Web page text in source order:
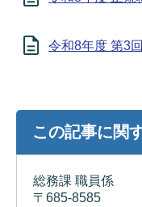
令和8年度 第3
この記事に関
総務課 職員係
〒685-8585